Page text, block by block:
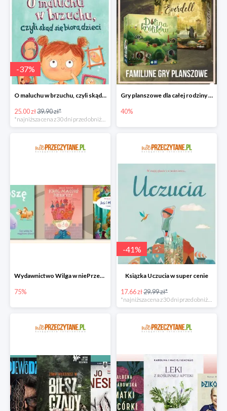
-37%
O maluchu w brzuchu, czyli skąd się biorą dzieci
25.00 zł39.90 zł*
*najniższa cena z 30 dni przed obniżką
Gry planszowe dla całej rodziny w promocyjnych cenach
40%
Wydawnictwo Wilga w niePrzeczytane.pl do -75%
75%
-41%
Ksiązka Uczucia w super cenie
17.66 zł29.99 zł*